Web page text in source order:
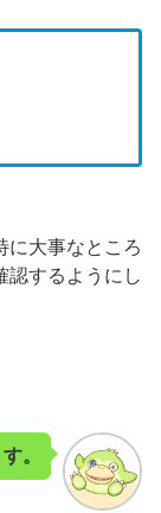
に大事なところ
認するようにし
。